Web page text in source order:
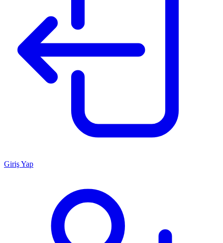
Giriş Yap